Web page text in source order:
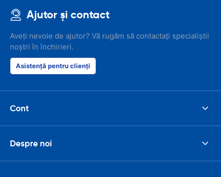
Ajutor și contact
Aveți nevoie de ajutor? Vă rugăm să contactați specialiștii
noștri în închirieri.
Asistență pentru clienți
Cont
Despre noi